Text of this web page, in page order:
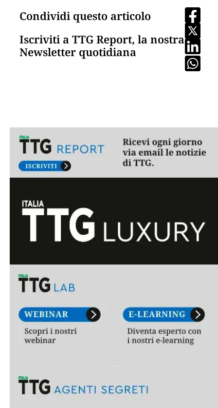
Condividi questo articolo
Iscriviti a TTG Report, la nostra
Newsletter quotidiana